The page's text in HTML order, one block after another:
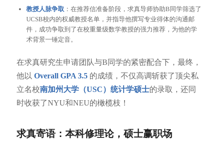
教授人脉争取 ：在推荐信准备阶段，求真导师协助B同学筛选了
UCSB校内的权威教授名单，并指导他撰写专业得体的沟通邮
件，成功争取到了在校重量级数学教授的强力推荐，为他的学
术背景一锤定音。
在求真研究生申请团队与B同学的紧密配合下，最终，
他以 Overall GPA 3.5的成绩，不仅高调斩获了顶尖私
立名校南加州大学（USC）统计学硕士的录取，还同
时收获了NYU和NEU的橄榄枝！
求真寄语：本科修理论，硕士赢职场